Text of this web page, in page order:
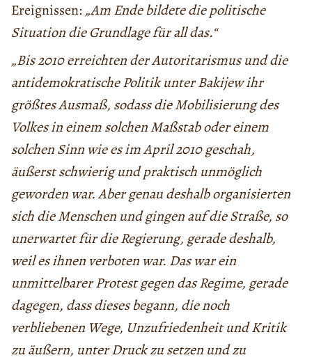
Ereignissen:„Am Ende bildete die politische
Situation die Grundlage für all das.“
„Bis 2010 erreichten der Autoritarismus und die
antidemokratische Politik unter Bakijew ihr
größtes Ausmaß, sodass die Mobilisierung des
Volkes in einem solchen Maßstab oder einem
solchen Sinn wie es im April 2010 geschah,
äußerst schwierig und praktisch unmöglich
geworden war. Aber genau deshalb organisierten
sich die Menschen und gingen auf die Straße, so
unerwartet für die Regierung, gerade deshalb,
weil es ihnen verboten war. Das war ein
unmittelbarer Protest gegen das Regime, gerade
dagegen, dass dieses begann, die noch
verbliebenen Wege, Unzufriedenheit und Kritik
zu äußern, unter Druck zu setzen und zu